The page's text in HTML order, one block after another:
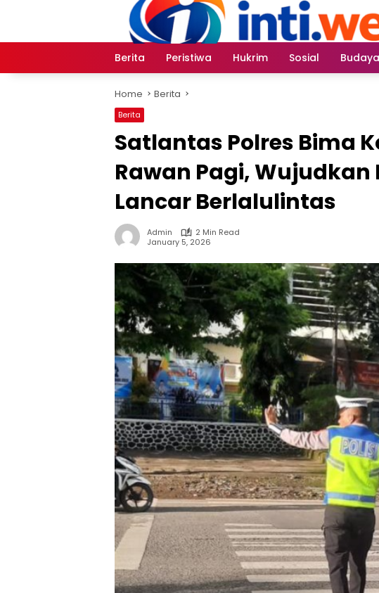
Berita
Peristiwa Hukrim Sosial Budaya
Home Berita
Berita
Satlantas Polres Bima
Rawan Pagi, Wujudkan
Lancar Berlalulintas
Admin
2 Min Read
January 5, 2026